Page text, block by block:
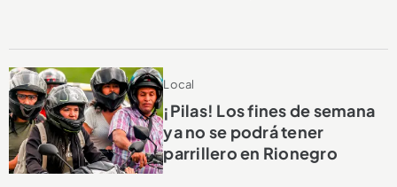
Local
¡Pilas! Los fines de semana
ya no se podrá tener
parrillero en Rionegro